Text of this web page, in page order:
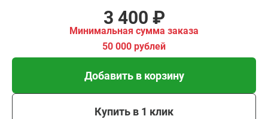
3 400 ₽
Минимальная сумма заказа
50 000 рублей
Добавить в корзину
Купить в 1 клик